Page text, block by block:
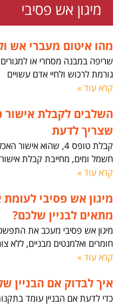
מיגון אש פסיבי
מהו איטום מעברי אש
שריפה במבנה מסחרי או
גורמת לרכוש ולחיי אדם עשויים
קרא עוד »
שצריך לדעת
קבלת טופס 4, שהוא
חשמל ומים, מחייבת קבלת אישור
קרא עוד »
מיגון אש פסיבי
מתאים לבניין שלכם?
מיגון אש פסיבי מעכב את
חומרים ואלמנטים מבניים, ללא
קרא עוד »
איך לבדוק אם הבניין
כדי לדעת אם הבניין עומד